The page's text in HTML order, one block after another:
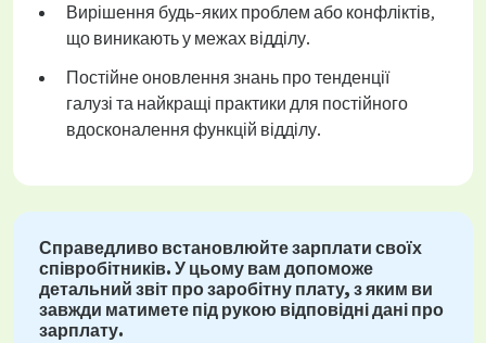
Вирішення будь-яких проблем або конфліктів,
що виникають у межах відділу.
Постійне оновлення знань про тенденції
галузі та найкращі практики для постійного
вдосконалення функцій відділу.
Справедливо встановлюйте зарплати своїх
співробітників. У цьому вам допоможе
детальний звіт про заробітну плату, з яким ви
завжди матимете під рукою відповідні дані про
зарплату.